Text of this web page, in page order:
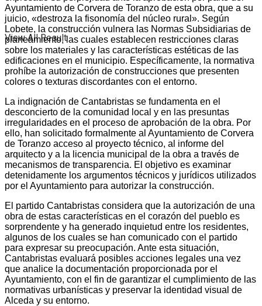
View All Result
Ayuntamiento de Corvera de Toranzo de esta obra, que a su
juicio, «destroza la fisonomía del núcleo rural». Según
Lobete, la construcción vulnera las Normas Subsidiarias de
planeamiento, las cuales establecen restricciones claras
sobre los materiales y las características estéticas de las
edificaciones en el municipio. Específicamente, la normativa
prohíbe la autorización de construcciones que presenten
colores o texturas discordantes con el entorno.
La indignación de Cantabristas se fundamenta en el
desconcierto de la comunidad local y en las presuntas
irregularidades en el proceso de aprobación de la obra. Por
ello, han solicitado formalmente al Ayuntamiento de Corvera
de Toranzo acceso al proyecto técnico, al informe del
arquitecto y a la licencia municipal de la obra a través de
mecanismos de transparencia. El objetivo es examinar
detenidamente los argumentos técnicos y jurídicos utilizados
por el Ayuntamiento para autorizar la construcción.
El partido Cantabristas considera que la autorización de una
obra de estas características en el corazón del pueblo es
sorprendente y ha generado inquietud entre los residentes,
algunos de los cuales se han comunicado con el partido
para expresar su preocupación. Ante esta situación,
Cantabristas evaluará posibles acciones legales una vez
que analice la documentación proporcionada por el
Ayuntamiento, con el fin de garantizar el cumplimiento de las
normativas urbanísticas y preservar la identidad visual de
Alceda y su entorno.